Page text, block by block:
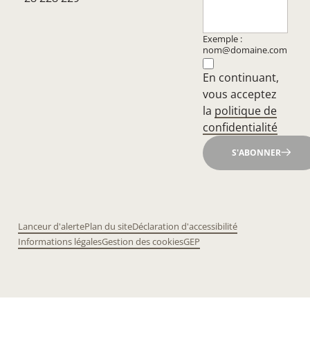
Exemple :
nom@domaine.com
En continuant,
vous acceptez
la politique de
confidentialité
S'ABONNER
Lanceur d'alertePlan du siteDéclaration d'accessibilité
Informations légalesGestion des cookiesGEP